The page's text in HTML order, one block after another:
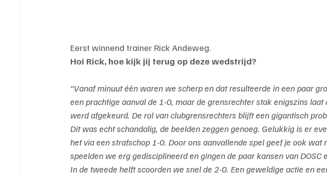
Eerst winnend trainer Rick Andeweg.
Hoi Rick, hoe kijk jij terug op deze wedstrijd?
"Vanaf minuut één waren we scherp en dat resulteerde in een paar
een prachtige aanval de 1-0, maar de grensrechter stak enigszins laat
werd afgekeurd. De rol van clubgrensrechters blijft een gigantisch
Dit was echt schandalig, de beelden zeggen genoeg. Gelukkig is er
het via een strafschop 1-0. Door ons aanvallende spel geef je ook
speelden we erg gedisciplineerd en gingen de paar kansen van DOSC
In de tweede helft scoorden we snel de 2-0. Een geweldige actie en